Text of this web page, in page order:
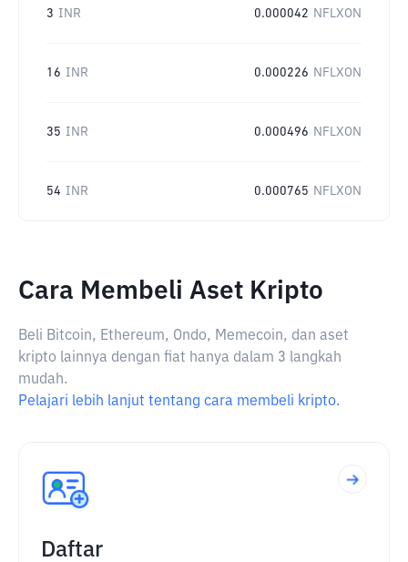
3 INR 0.000042 NFLXON
16 INR 0.000226 NFLXON
35 INR 0.000496 NFLXON
54 INR 0.000765 NFLXON
Cara Membeli Aset Kripto
Beli Bitcoin, Ethereum, Ondo, Memecoin, dan aset
kripto lainnya dengan fiat hanya dalam 3 langkah
mudah.
Pelajari lebih lanjut tentang cara membeli kripto.
Daftar